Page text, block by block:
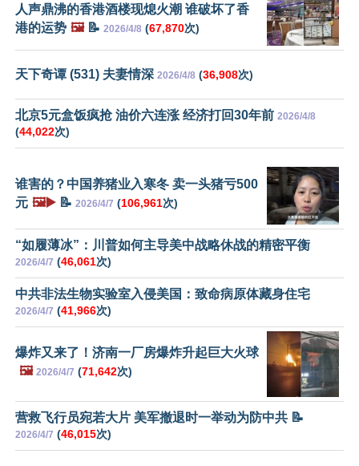
人声鼎沸的香港酒楼现熄火潮 谁破坏了香
港的运势 🖼️📝 2026/4/8 (67,870次)
天下奇谭 (531) 夫妻情深 2026/4/8 (36,908次)
北京5元盒饭疯抢 油价六连涨 经济打回30年前 2026/4/8
(44,022次)
谁害的？中国养猪业入寒冬 卖一头猪亏500
元 🖼️▶️ 📝 2026/4/7 (106,961次)
“如履薄冰”：川普如何主导美中战略休战的精密平衡
2026/4/7 (46,061次)
中共非法生物实验室入侵美国：致命病原体藏身住宅
2026/4/7 (41,966次)
爆炸又来了！济南一厂房爆炸升起巨大火球
🖼️ 2026/4/7 (71,642次)
营救飞行员宛若大片 美军撤退时一举动为防中共 📝
2026/4/7 (46,015次)